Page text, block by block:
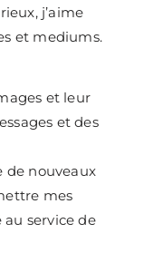
j’aime
et mediums.
et leur
et des
de nouveaux
mes
service de